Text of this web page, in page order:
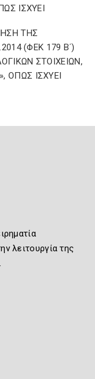
ΙΣΧΥΕΙ
ΤΗΣ
(ΦΕΚ 179 Β΄)
ΣΤΟΙΧΕΙΩΝ,
ΟΠΩΣ ΙΣΧΥΕΙ
λειτουργία της